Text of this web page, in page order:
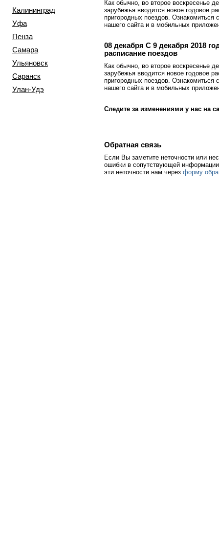
Калининград
Уфа
Пенза
Самара
Ульяновск
Саранск
Улан-Удэ
Как обычно, во второе воскресенье
зарубежья вводится новое годовое
пригородных поездов.
нашего сайта и в мобильных
08 декабря С 9 декабря 2018
расписание поездов
Как обычно, во второе воскресенье
зарубежья вводится новое годовое
пригородных поездов.
нашего сайта и в мобильных
Следите за изменениями у нас на
Обратная связь
Если Вы заметите неточности или
ошибки в сопутствующей
эти неточности нам через форму